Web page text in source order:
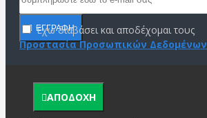
ΕΓΓΡΑΦΗ
Έχω διαβάσει και αποδέχομαι τους
Προστασία Προσωπικών Δεδομένων
ΑΠΟΔΟΧΗ